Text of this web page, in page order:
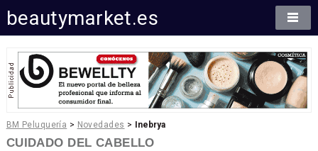
beautymarket.es
BM Peluquería > Novedades > Inebrya
CUIDADO DEL CABELLO